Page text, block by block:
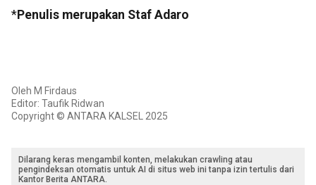
*Penulis merupakan Staf Adaro
Oleh M Firdaus
Editor: Taufik Ridwan
Copyright © ANTARA KALSEL 2025
Dilarang keras mengambil konten, melakukan crawling atau
pengindeksan otomatis untuk AI di situs web ini tanpa izin tertulis dari
Kantor Berita ANTARA.